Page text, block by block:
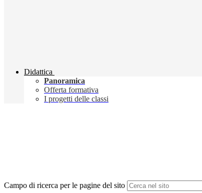
Didattica
Panoramica
Offerta formativa
I progetti delle classi
Campo di ricerca per le pagine del sito